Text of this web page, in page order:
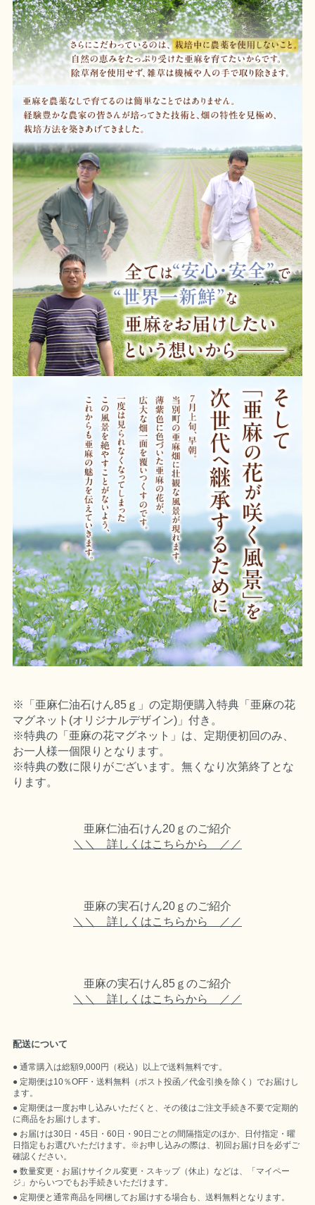
※「亜麻仁油石けん85ｇ」の定期便購入特典「亜麻の花
マグネット(オリジナルデザイン)」付き。
※特典の「亜麻の花マグネット」は、定期便初回のみ、
お一人様一個限りとなります。
※特典の数に限りがございます。無くなり次第終了とな
ります。
亜麻仁油石けん20ｇのご紹介
＼＼ 詳しくはこちらから ／／
亜麻の実石けん20ｇのご紹介
＼＼ 詳しくはこちらから ／／
亜麻の実石けん85ｇのご紹介
＼＼ 詳しくはこちらから ／／
配送について
通常購入は総額9,000円（税込）以上で送料無料です。
定期便は10％OFF・送料無料（ポスト投函／代金引換を除く）でお届けし
ます。
定期便は一度お申し込みいただくと、その後はご注文手続き不要で定期的
に商品をお届けします。
お届けは30日・45日・60日・90日ごとの間隔指定のほか、日付指定・曜
日指定もお選びいただけます。※お申し込みの際は、初回お届け日を必ずご
確認ください。
数量変更・お届けサイクル変更・スキップ（休止）などは、「マイペー
ジ」からいつでもお手続きいただけます。
定期便と通常商品を同梱してお届けする場合も、送料無料となります。